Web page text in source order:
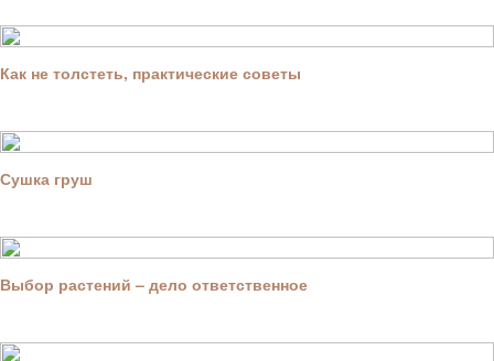
Как не толстеть, практические советы
Сушка груш
Выбор растений – дело ответственное